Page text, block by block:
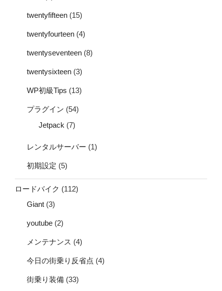
twentyfifteen (15)
twentyfourteen (4)
twentyseventeen (8)
twentysixteen (3)
WP初級Tips (13)
プラグイン (54)
Jetpack (7)
レンタルサーバー (1)
初期設定 (5)
ロードバイク (112)
Giant (3)
youtube (2)
メンテナンス (4)
今日の街乗り反省点 (4)
街乗り装備 (33)